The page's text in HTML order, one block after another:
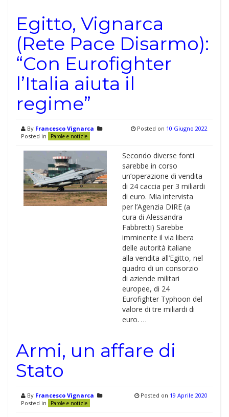
Egitto, Vignarca
(Rete Pace Disarmo):
“Con Eurofighter
l’Italia aiuta il
regime”
By Francesco Vignarca
Posted in
Parole e notizie
Posted on 10 Giugno 2022
Secondo diverse fonti
sarebbe in corso
un’operazione di vendita
di 24 caccia per 3 miliardi
di euro. Mia intervista
per l’Agenzia DIRE (a
cura di Alessandra
Fabbretti) Sarebbe
imminente il via libera
delle autorità italiane
alla vendita all’Egitto, nel
quadro di un consorzio
di aziende militari
europee, di 24
Eurofighter Typhoon del
valore di tre miliardi di
euro. …
Armi, un affare di
Stato
By Francesco Vignarca
Posted in
Parole e notizie
Posted on 19 Aprile 2020